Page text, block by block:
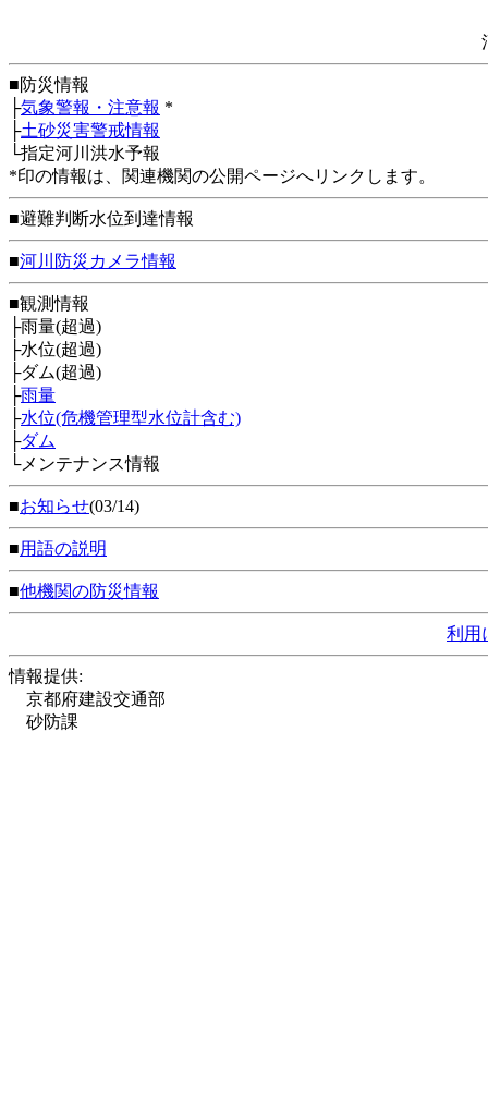
■防災情報
├気象警報・注意報 *
├土砂災害警戒情報
└指定河川洪水予報
*印の情報は、関連機関の公開ページへリンクします。
■避難判断水位到達情報
■河川防災カメラ情報
■観測情報
├雨量(超過)
├水位(超過)
├ダム(超過)
├雨量
├水位(危機管理型水位計含む)
├ダム
└メンテナンス情報
■お知らせ(03/14)
■用語の説明
■他機関の防災情報
利用
情報提供:
京都府建設交通部
砂防課